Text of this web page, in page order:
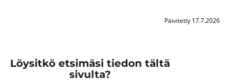
Päivitetty 17.7.2026
Löysitkö etsimäsi tiedon tältä
sivulta?